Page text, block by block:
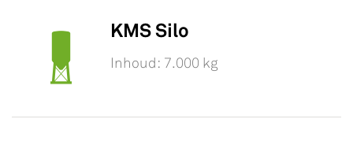
KMS Silo
Inhoud: 7.000 kg